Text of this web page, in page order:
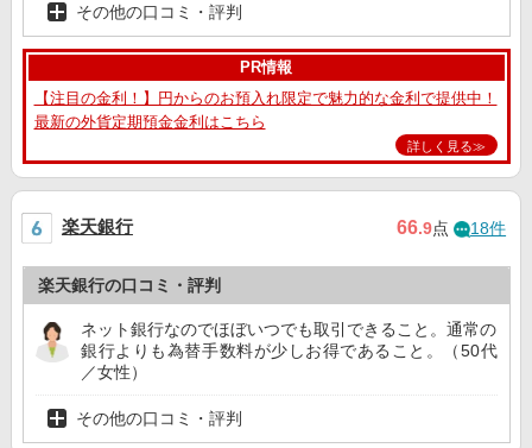
その他の口コミ・評判
PR情報
【注目の金利！】円からのお預入れ限定で魅力的な金利で提供中！
最新の外貨定期預金金利はこちら
詳しく見る≫
楽天銀行 66.9点 18件
楽天銀行の口コミ・評判
ネット銀行なのでほぼいつでも取引できること。通常の
銀行よりも為替手数料が少しお得であること。（50代
／女性）
その他の口コミ・評判